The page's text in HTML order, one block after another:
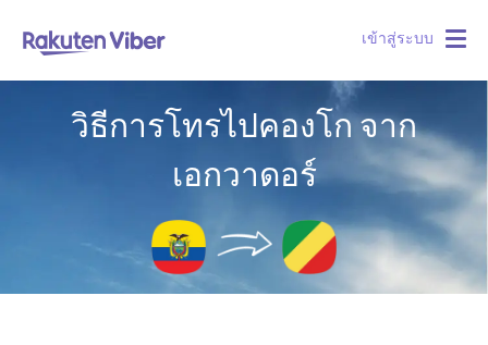
เข้าสู่ระบบ
วิธีการโทรไปคองโก จาก
เอกวาดอร์